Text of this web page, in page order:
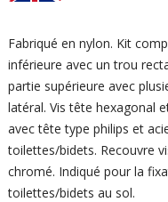
Fabriqué en nylon. Kit
inférieure avec un trou
partie supérieure avec
latéral. Vis tête hexagonal
avec tête type philips et
toilettes/bidets. Recouvre
chromé. Indiqué pour la
toilettes/bidets au sol.